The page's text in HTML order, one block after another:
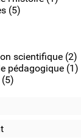
(5)
scientifique (2)
pédagogique (1)